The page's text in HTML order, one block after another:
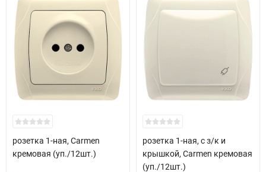
розетка 1-ная, Carmen
кремовая (уп./12шт.)
розетка 1-ная, с з/к и
крышкой, Carmen кремовая
(уп./12шт.)